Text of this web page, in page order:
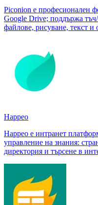
Piconion е професионален
Google Drive; поддържа
файлове, рисуване, текст
Happeo
Happeo е интранет
управление на знания:
директория и търсене в